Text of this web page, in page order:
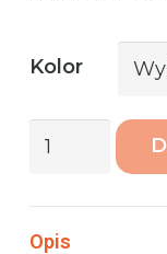
Kolor
ilość
Opis